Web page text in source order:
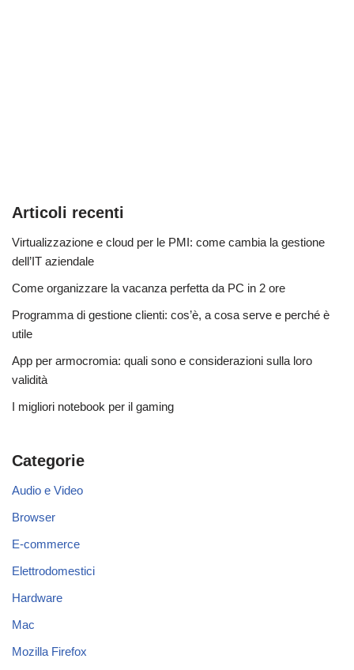
Articoli recenti
Virtualizzazione e cloud per le PMI: come cambia la gestione
dell’IT aziendale
Come organizzare la vacanza perfetta da PC in 2 ore
Programma di gestione clienti: cos’è, a cosa serve e perché è
utile
App per armocromia: quali sono e considerazioni sulla loro
validità
I migliori notebook per il gaming
Categorie
Audio e Video
Browser
E-commerce
Elettrodomestici
Hardware
Mac
Mozilla Firefox